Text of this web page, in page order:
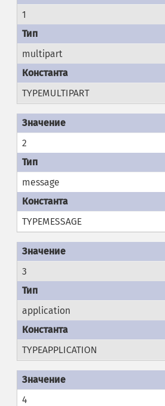
1
multipart
TYPEMULTIPART
2
message
TYPEMESSAGE
3
application
TYPEAPPLICATION
4